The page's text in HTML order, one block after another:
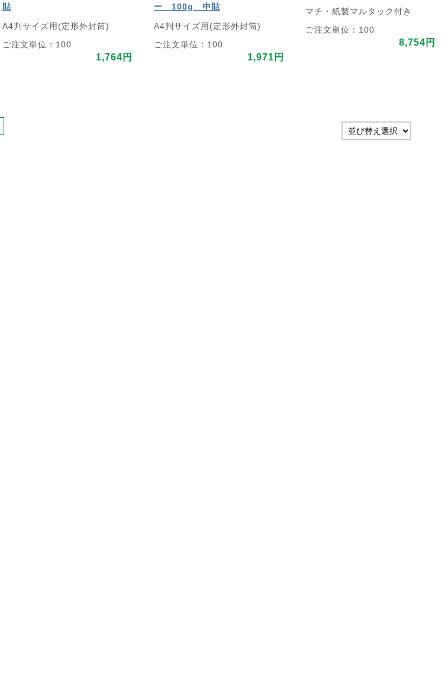
貼
A4判サイズ用(定形外封筒)
ご注文単位：100
1,764円
ー 100g 中貼
A4判サイズ用(定形外封筒)
ご注文単位：100
1,971円
マチ・紙製マルタック付き
ご注文単位：100
8,754円